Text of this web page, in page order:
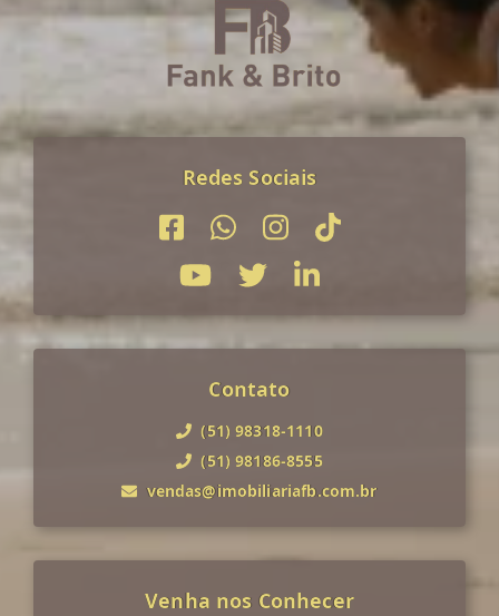
Redes Sociais
Contato
(51) 98318-1110
(51) 98186-8555
vendas@imobiliariafb.com.br
Venha nos Conhecer